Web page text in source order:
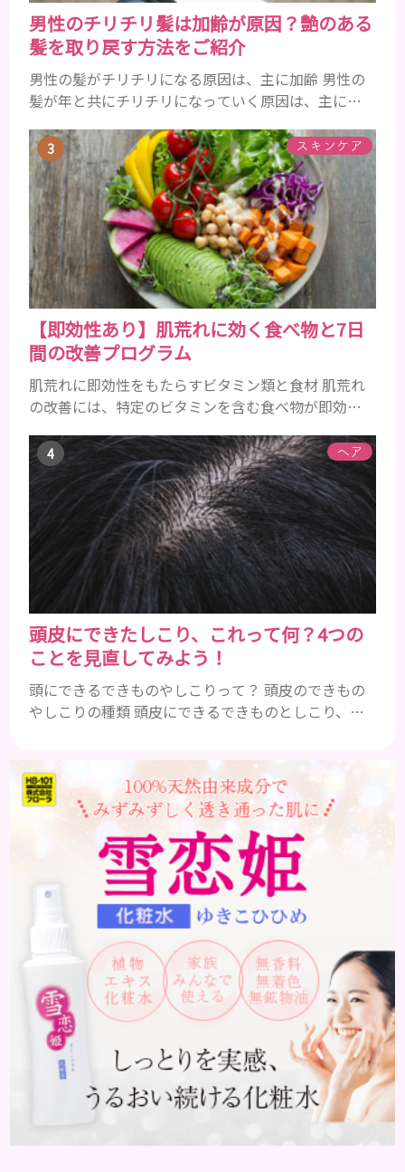
男性のチリチリ髪は加齢が原因？艶のある
髪を取り戻す方法をご紹介
男性の髪がチリチリになる原因は、主に加齢 男性の
髪が年と共にチリチリになっていく原因は、主に加
にツヤがあった男性も、いつのまにか髪がチリチリ
でペタンとするようになったと感じる人もいるでし
ょう。特に大人の男性としての魅力が出てくる40代
以降の男性に悩んでいる人が多い傾向があります。
髪が生え変わるサイクルは、年齢と共に乱れていき
ます。髪が太くならないま...
スキンケア
【即効性あり】肌荒れに効く食べ物と7日
間の改善プログラム
肌荒れに即効性をもたらすビタミン類と食材 肌荒れ
の改善には、特定のビタミンを含む食べ物が即効性
を高め、荒れた肌を内側から修復する栄養素です。
ビタミンA：レバー、人参、ほうれん草など レバー、
人参、ほうれん草などに含まれるビタミンAは、肌の
ターンオーバーを正常化し、肌荒れを素早く修復し
ます。特にレバーは吸収率の高いレチノールを含み、
即効性が期待でき...
ヘア
頭皮にできたしこり、これって何？4つの
ことを見直してみよう！
頭にできるできものやしこりって？ 頭皮のできもの
やしこりの種類 頭皮にできるできものとしこり、と
も違いますし、症状や種類によっても違います。まず
はどんな病気なのか、よりも、どんな種類のできも
のやしこりがあるのかを解説いきましょう。 水疱 ご
存知の方もいらっしゃるかと思いますが、すいほ
う、と読みます。これは表皮や表皮下にできるもので
す。表皮は0.2mmほ...